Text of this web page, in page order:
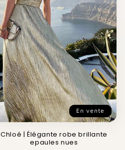
En vente
Chloé | Élégante robe brillante
epaules nues